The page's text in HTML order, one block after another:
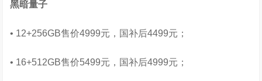
黑暗量子
• 12+256GB售价4999元，国补后4499元；
• 16+512GB售价5499元，国补后4999元；